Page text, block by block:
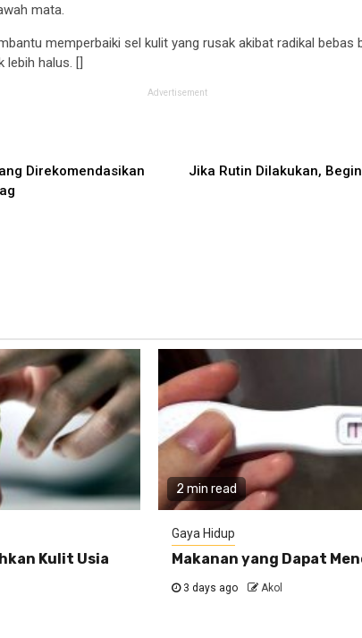
mata.
memperbaiki sel kulit yang rusak akibat radikal bebas
lebih halus. []
Advertisement
Direkomendasikan
Jika Rutin Dilakukan,
Kulit Usia
2 min read
Gaya Hidup
Makanan yang Dapat
3 days ago Akol